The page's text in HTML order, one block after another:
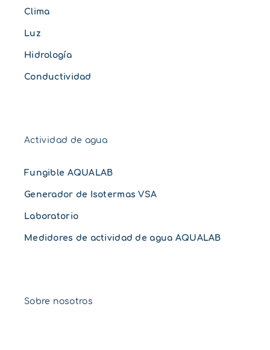
Clima
Luz
Hidrología
Conductividad
Actividad de agua
Fungible AQUALAB
Generador de Isotermas VSA
Laboratorio
Medidores de actividad de agua AQUALAB
Sobre nosotros